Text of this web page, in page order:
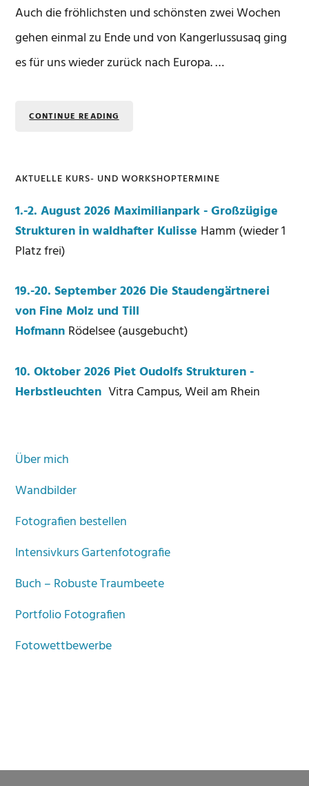
Auch die fröhlichsten und schönsten zwei Wochen
gehen einmal zu Ende und von Kangerlussusaq ging
es für uns wieder zurück nach Europa. …
CONTINUE READING
Seitenspalte
AKTUELLE KURS- UND WORKSHOPTERMINE
1.-2. August 2026 Maximilianpark - Großzügige
Strukturen in waldhafter Kulisse Hamm (wieder 1
Platz frei)
19.-20. September 2026 Die Staudengärtnerei
von Fine Molz und Till
Hofmann Rödelsee (ausgebucht)
10. Oktober 2026 Piet Oudolfs Strukturen -
Herbstleuchten Vitra Campus, Weil am Rhein
Über mich
Wandbilder
Fotografien bestellen
Intensivkurs Gartenfotografie
Buch – Robuste Traumbeete
Portfolio Fotografien
Fotowettbewerbe